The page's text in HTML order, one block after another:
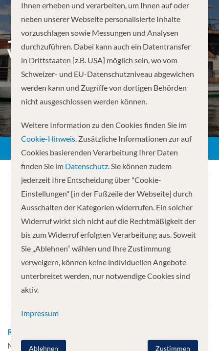
JOHANNESBURG TO
VICTORIA FALLS –
Ihre Kreuzfahrt
8 NächteAfrican Dream
Abfahrt
Route
National Park - Impalila Island - Kasane -
Ihnen erheben und verarbeiten, um Ihnen auf oder
neben unserer Webseite personalisierte Inhalte
vorzuschlagen sowie Messungen und Analysen
durchzuführen. Dabei kann auch ein Datentransfer
in Drittstaaten [z.B. USA] möglich sein, wo vom
Schweizer- und EU-Datenschutzniveau abgewichen
werden kann und Zugriffe von dortigen Behörden
nicht ausgeschlossen werden können.
Weitere Information zu den Cookies finden Sie im
Cookie-Hinweis. Zusätzliche Informationen zur auf
Cookies basierenden Verarbeitung Ihrer Daten
finden Sie im Datenschutz.Sie können zudem
jederzeit Ihre Entscheidung über "Cookie-
Einstellungen" [in der Fußzeile der Webseite] durch
Ausschalten der Kategorien widerrufen. Ein solcher
Widerruf wirkt sich nicht auf die Rechtmäßigkeit der
bis zum Widerruf erfolgten Verarbeitung aus. Soweit
Sie „Ablehnen“ wählen und Ihre Zustimmung
verweigern, können keine individuellen Angebote
unterbreitet werden, nur notwendige Cookies sind
aktiv.
Impressum
Zustimmen
Ablehnen